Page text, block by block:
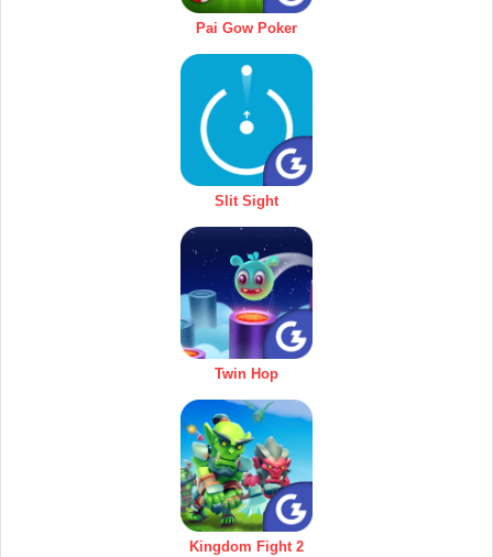
Pai Gow Poker
Slit Sight
Twin Hop
Kingdom Fight 2